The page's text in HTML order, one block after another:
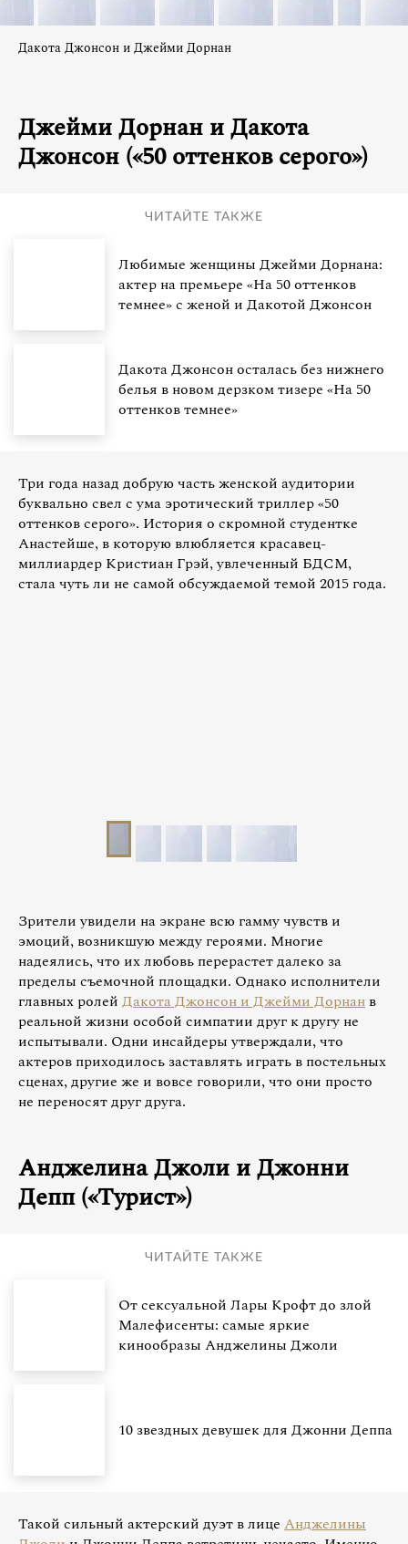
Дакота Джонсон и Джейми Дорнан
Джейми Дорнан и Дакота
Джонсон («50 оттенков серого»)
ЧИТАЙТЕ ТАКЖЕ
Любимые женщины Джейми Дорнана:
актер на премьере «На 50 оттенков
темнее» с женой и Дакотой Джонсон
Дакота Джонсон осталась без нижнего
белья в новом дерзком тизере «На 50
оттенков темнее»
Три года назад добрую часть женской аудитории
буквально свел с ума эротический триллер «50
оттенков серого». История о скромной студентке
Анастейше, в которую влюбляется красавец-
миллиардер Кристиан Грэй, увлеченный БДСМ,
стала чуть ли не самой обсуждаемой темой 2015 года.
Зрители увидели на экране всю гамму чувств и
эмоций, возникшую между героями. Многие
надеялись, что их любовь перерастет далеко за
пределы съемочной площадки. Однако исполнители
главных ролей Дакота Джонсон и Джейми Дорнан в
реальной жизни особой симпатии друг к другу не
испытывали. Одни инсайдеры утверждали, что
актеров приходилось заставлять играть в постельных
сценах, другие же и вовсе говорили, что они просто
не переносят друг друга.
Анджелина Джоли и Джонни
Депп («Турист»)
ЧИТАЙТЕ ТАКЖЕ
От сексуальной Лары Крофт до злой
Малефисенты: самые яркие
кинообразы Анджелины Джоли
10 звездных девушек для Джонни Деппа
Такой сильный актерский дуэт в лице Анджелины